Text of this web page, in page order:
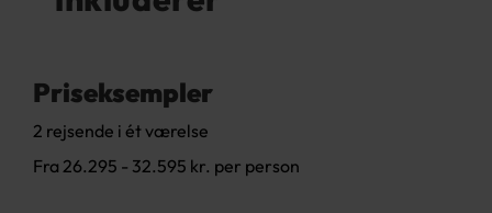
Priseksempler
2 rejsende i ét værelse
Fra 26.295 - 32.595 kr. per person